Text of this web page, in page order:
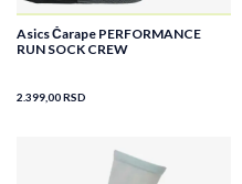
Asics Čarape PERFORMANCE
RUN SOCK CREW
2.399,00RSD